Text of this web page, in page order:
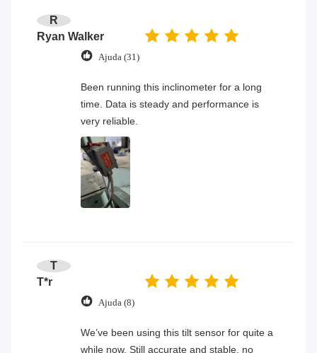
R
Ryan Walker
Ajuda (31)
Been running this inclinometer for a long
time. Data is steady and performance is
very reliable.
T
T*r
Ajuda (8)
We’ve been using this tilt sensor for quite a
while now. Still accurate and stable, no